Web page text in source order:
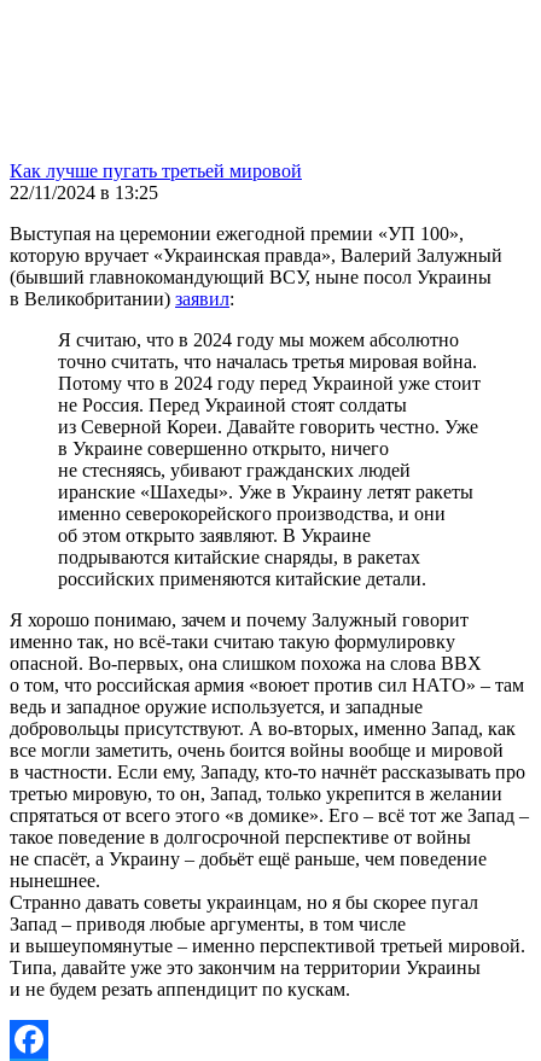
Как лучше пугать третьей мировой
22/11/2024 в 13:25
Выступая на церемонии ежегодной премии «УП 100»,
которую вручает «Украинская правда», Валерий Залужный
(бывший главнокомандующий ВСУ, ныне посол Украины
в Великобритании) заявил:
Я считаю, что в 2024 году мы можем абсолютно
точно считать, что началась третья мировая война.
Потому что в 2024 году перед Украиной уже стоит
не Россия. Перед Украиной стоят солдаты
из Северной Кореи. Давайте говорить честно. Уже
в Украине совершенно открыто, ничего
не стесняясь, убивают гражданских людей
иранские «Шахеды». Уже в Украину летят ракеты
именно северокорейского производства, и они
об этом открыто заявляют. В Украине
подрываются китайские снаряды, в ракетах
российских применяются китайские детали.
Я хорошо понимаю, зачем и почему Залужный говорит
именно так, но всё-таки считаю такую формулировку
опасной. Во-первых, она слишком похожа на слова ВВХ
о том, что российская армия «воюет против сил НАТО» – там
ведь и западное оружие используется, и западные
добровольцы присутствуют. А во-вторых, именно Запад, как
все могли заметить, очень боится войны вообще и мировой
в частности. Если ему, Западу, кто-то начнёт рассказывать про
третью мировую, то он, Запад, только укрепится в желании
спрятаться от всего этого «в домике». Его – всё тот же Запад –
такое поведение в долгосрочной перспективе от войны
не спасёт, а Украину – добьёт ещё раньше, чем поведение
нынешнее.
Странно давать советы украинцам, но я бы скорее пугал
Запад – приводя любые аргументы, в том числе
и вышеупомянутые – именно перспективой третьей мировой.
Типа, давайте уже это закончим на территории Украины
и не будем резать аппендицит по кускам.